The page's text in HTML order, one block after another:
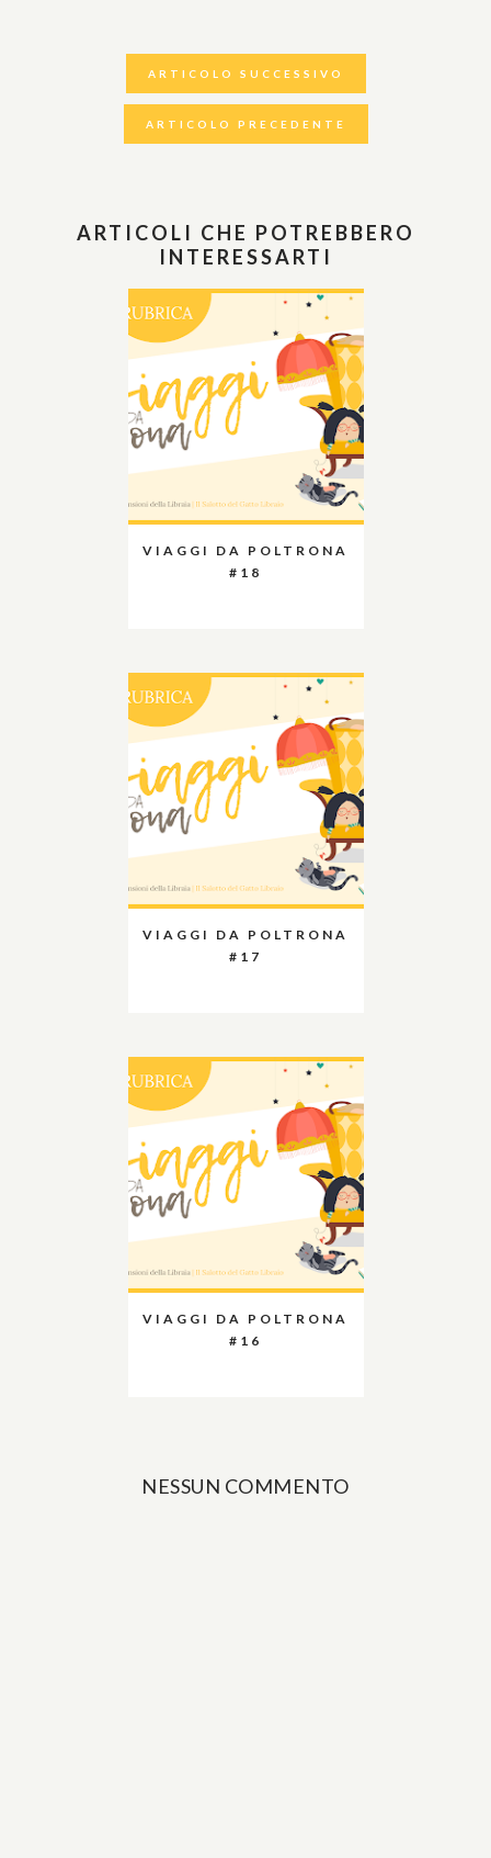
ARTICOLO SUCCESSIVO
ARTICOLO PRECEDENTE
ARTICOLI CHE POTREBBERO
INTERESSARTI
VIAGGI DA POLTRONA
#18
VIAGGI DA POLTRONA
#17
VIAGGI DA POLTRONA
#16
NESSUN COMMENTO